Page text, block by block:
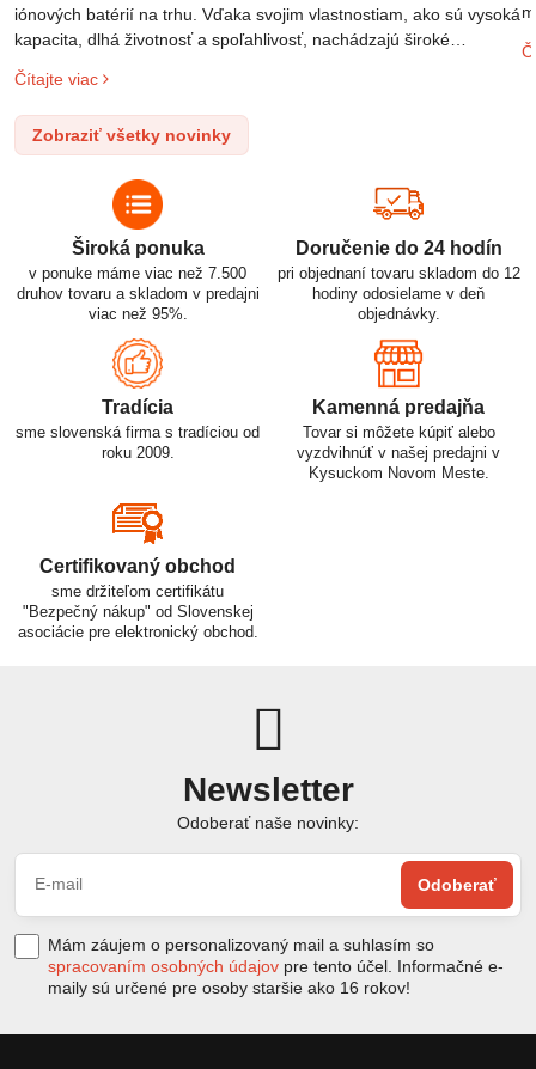
iónových batérií na trhu. Vďaka svojim vlastnostiam, ako sú vysoká
kapacita, dlhá životnosť a spoľahlivosť, nachádzajú široké
po elektrické vozidlá. Pochopenie ich delenia, označovania a
správneho používania je kľúčom k ich efektívnemu a bezpečnému
využitiu.
Čítajte viac
Zobraziť všetky novinky
Široká ponuka
v ponuke máme viac než 7.500
druhov tovaru a skladom v predajni
viac než 95%.
Doručenie do 24 hodín
pri objednaní tovaru skladom do 12
hodiny odosielame v deň
objednávky.
Tradícia
sme slovenská firma s tradíciou od
roku 2009.
Kamenná predajňa
Tovar si môžete kúpiť alebo
vyzdvihnúť v našej predajni v
Kysuckom Novom Meste.
Certifikovaný obchod
sme držiteľom certifikátu
"Bezpečný nákup" od Slovenskej
asociácie pre elektronický obchod.
Newsletter
Odoberať naše novinky:
Odoberať
Mám záujem o personalizovaný mail a suhlasím so
spracovaním osobných údajov pre tento účel. Informačné e-
maily sú určené pre osoby staršie ako 16 rokov!